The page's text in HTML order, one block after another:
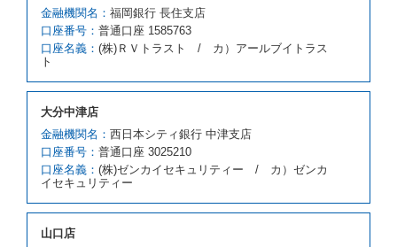
携先の代替レンタカーを貸し渡すものとします。な
お、代替レンタカーの貸渡料金が予約された車種クラ
スの貸渡料金より高くなるときは、予約した車種クラ
スの貸渡料金によるものとし、予約された車種クラス
借受人は、第１項の代替レンタカーの貸渡しの申入れ
を拒絶し、予約を取り消すことができるものとしま
す。
前項の場合、第１項の貸渡しをすることができない原
因が、当社の責に帰する事由によるときには第４条第
４項の予約の取消しとして取り扱い、当社は受領済の
予約申込金を返還するものとします。
原因が、当社の責に帰さない事由による時には第４条
金融機関名： 福岡銀行 長住支店
口座番号： 普通口座 1585763
口座名義： (株)ＲＶトラスト / カ）アールブイトラス
ト
大分中津店
金融機関名： 西日本シティ銀行 中津支店
口座番号： 普通口座 3025210
口座名義： (株)ゼンカイセキュリティー / カ）ゼンカ
イセキュリティー
山口店